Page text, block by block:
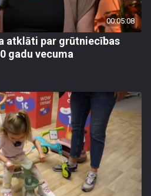
00:05:08
atklāti par grūtniecības
gadu vecuma